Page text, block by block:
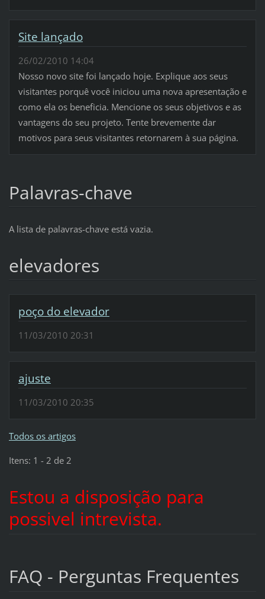
Site lançado
26/02/2010 14:04
Nosso novo site foi lançado hoje. Explique aos seus
visitantes porquê você iniciou uma nova apresentação e
como ela os beneficia. Mencione os seus objetivos e as
vantagens do seu projeto. Tente brevemente dar
motivos para seus visitantes retornarem à sua página.
Palavras-chave
A lista de palavras-chave está vazia.
elevadores
poço do elevador
11/03/2010 20:31
ajuste
11/03/2010 20:35
Todos os artigos
Itens: 1 - 2 de 2
Estou a disposição para
possivel intrevista.
FAQ - Perguntas Frequentes